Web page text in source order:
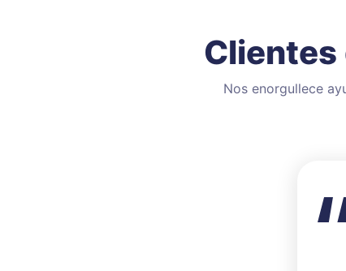
Clientes
Nos enorgullece